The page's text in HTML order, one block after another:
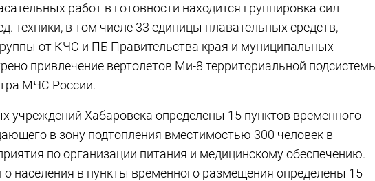
работ в готовности находится группировка сил
техники, в том числе 33 единицы плавательных средств,
от КЧС и ПБ Правительства края и муниципальных
привлечение вертолетов Ми-8 территориальной
МЧС России.
учреждений Хабаровска определены 15 пунктов временного
в зону подтопления вместимостью 300 человек в
по организации питания и медицинскому обеспечению.
населения в пункты временного размещения определены 15